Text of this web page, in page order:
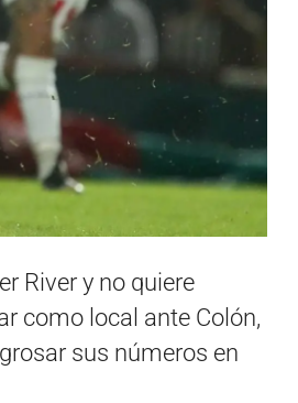
River y no quiere
como local ante Colón,
sus números en